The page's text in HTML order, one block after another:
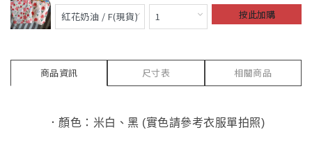
按此加購
商品資訊 尺寸表 相關商品
．顏色：米白、黑 (實色請參考衣服單拍照)